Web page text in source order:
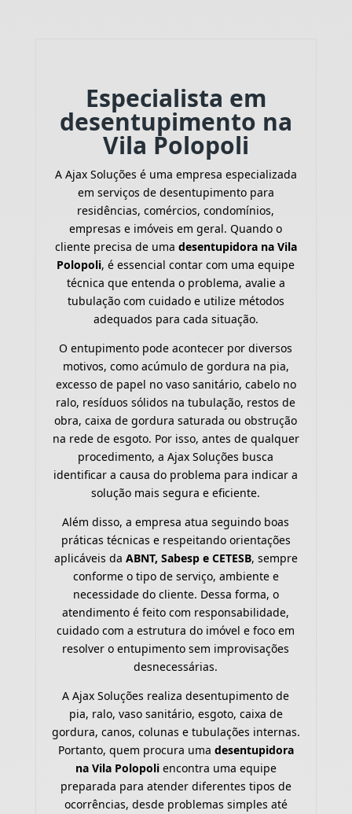
Especialista em
desentupimento na
Vila Polopoli
A Ajax Soluções é uma empresa especializada
em serviços de desentupimento para
residências, comércios, condomínios,
empresas e imóveis em geral. Quando o
cliente precisa de uma desentupidora na Vila
Polopoli, é essencial contar com uma equipe
técnica que entenda o problema, avalie a
tubulação com cuidado e utilize métodos
adequados para cada situação.
O entupimento pode acontecer por diversos
motivos, como acúmulo de gordura na pia,
excesso de papel no vaso sanitário, cabelo no
ralo, resíduos sólidos na tubulação, restos de
obra, caixa de gordura saturada ou obstrução
na rede de esgoto. Por isso, antes de qualquer
procedimento, a Ajax Soluções busca
identificar a causa do problema para indicar a
solução mais segura e eficiente.
Além disso, a empresa atua seguindo boas
práticas técnicas e respeitando orientações
aplicáveis da ABNT, Sabesp e CETESB, sempre
conforme o tipo de serviço, ambiente e
necessidade do cliente. Dessa forma, o
atendimento é feito com responsabilidade,
cuidado com a estrutura do imóvel e foco em
resolver o entupimento sem improvisações
desnecessárias.
A Ajax Soluções realiza desentupimento de
pia, ralo, vaso sanitário, esgoto, caixa de
gordura, canos, colunas e tubulações internas.
Portanto, quem procura uma desentupidora
na Vila Polopoliencontra uma equipe
preparada para atender diferentes tipos de
ocorrências, desde problemas simples até